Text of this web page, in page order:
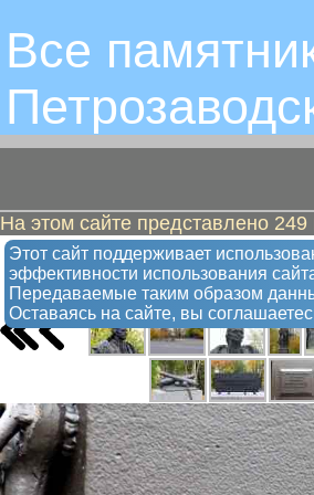
Все
На этом сайте представлено
Этот сайт поддерживает
эффективности использования
Передаваемые таким образом
Оставаясь на сайте, вы
Гаскойн, человек,
Скульптура